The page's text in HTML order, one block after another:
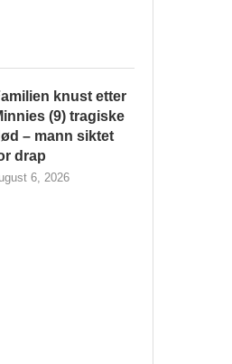
knust etter
(9) tragiske
– mann siktet
drap
6, 2026